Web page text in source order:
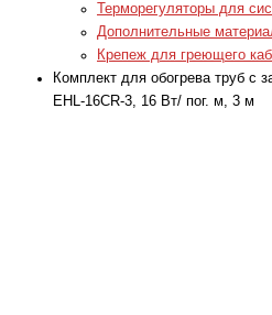
Терморегуляторы для
Дополнительные
Крепеж для греющего
Комплект для обогрева труб с
EHL-16CR-3, 16 Вт/ пог. м, 3 м